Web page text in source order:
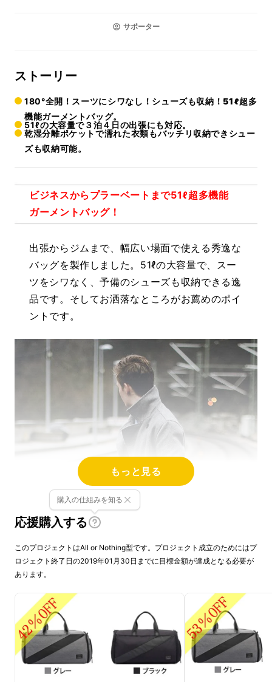
サポーター
ストーリー
180°全開！スーツにシワなし！シューズも収納！51ℓ超多
機能ガーメントバッグ。
51ℓの大容量で３泊４日の出張にも対応。
乾湿分離ポケットで濡れた衣類もバッチリ収納できシュー
ズも収納可能。
ビジネスからプラーベートまで51ℓ超多機能
ガーメントバッグ！
出張からジムまで、幅広い場面で使える秀逸な
バッグを製作しました。51ℓの大容量で、スー
ツをシワなく、予備のシューズも収納できる逸
品です。そしてお洒落なところがお薦めのポイ
ントです。
もっと見る
応援購入する
購入の仕組みを知る
このプロジェクトはAll or Nothing型です。プロジェクト成立のためにはプ
ロジェクト終了日の2019年01月30日までに目標金額が達成となる必要が
あります。